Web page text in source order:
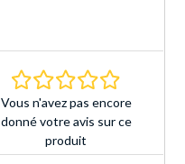
0.0 Étoiles
Vous n'avez pas encore
donné votre avis sur ce
produit